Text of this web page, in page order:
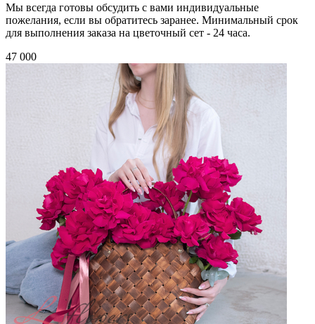
Мы всегда готовы обсудить с вами индивидуальные
пожелания, если вы обратитесь заранее. Минимальный срок
для выполнения заказа на цветочный сет - 24 часа.
47 000